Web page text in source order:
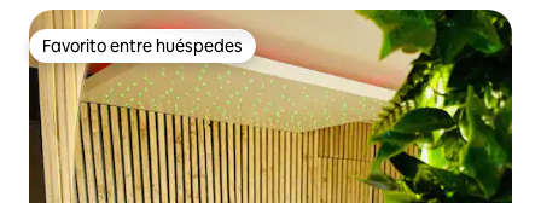
Favorito entre huéspedes
Favorito entre huéspedes